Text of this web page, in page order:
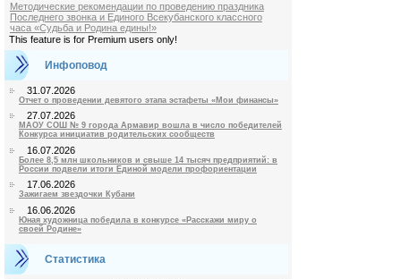
Методические рекомендации по проведению праздника
Последнего звонка и Единого Всекубанского классного
часа «Судьба и Родина едины!»
This feature is for Premium users only!
Инфоповод
31.07.2026
Отчет о проведении девятого этапа эстафеты «Мои финансы»
27.07.2026
МАОУ СОШ № 9 города Армавир вошла в число победителей
Конкурса инициатив родительских сообществ
16.07.2026
Более 8,5 млн школьников и свыше 14 тысяч предприятий: в
России подвели итоги Единой модели профориентации
17.06.2026
Зажигаем звездочки Кубани
16.06.2026
Юная художница победила в конкурсе «Расскажи миру о
своей Родине»
Статистика